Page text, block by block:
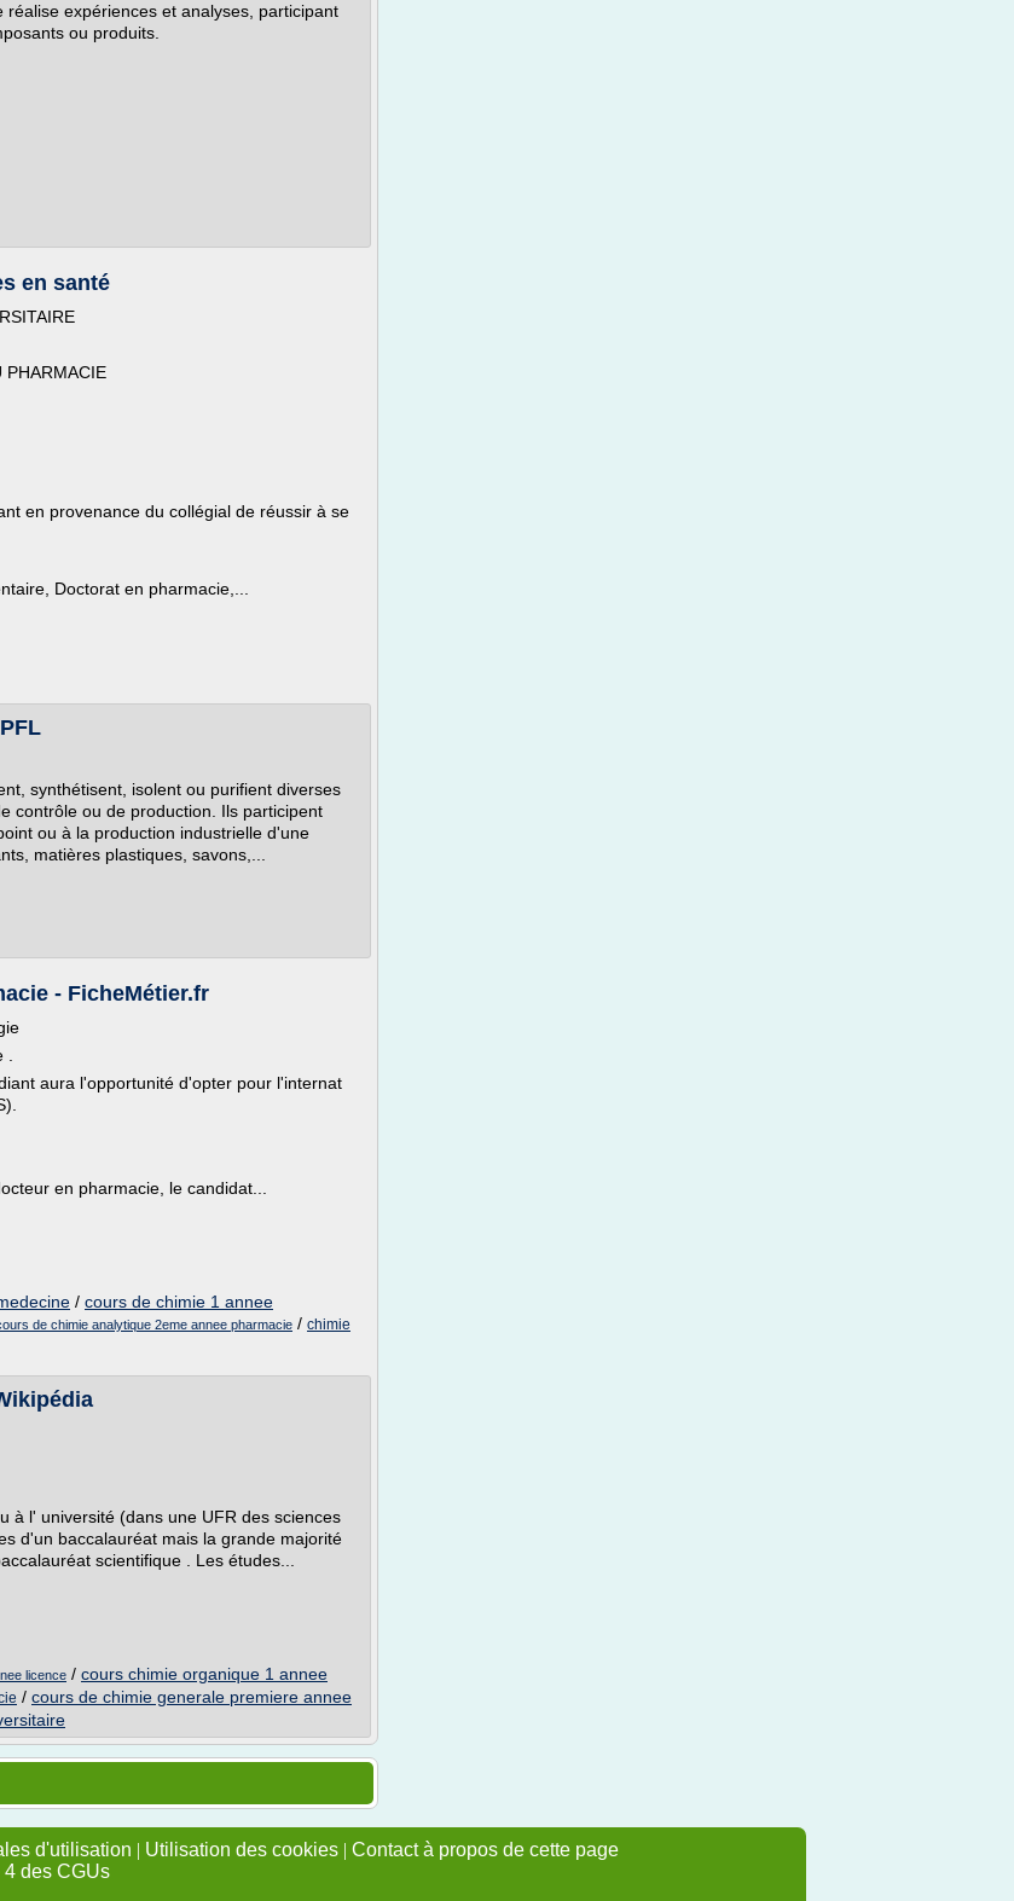
expériences et analyses, participant
ou produits.
en santé
en provenance du collégial de réussir à se
Doctorat en pharmacie,...
synthétisent, isolent ou purifient diverses
contrôle ou de production. Ils participent
ou à la production industrielle d'une
matières plastiques, savons,...
- FicheMétier.fr
aura l'opportunité d'opter pour l'internat
en pharmacie, le candidat...
/ cours de chimie 1 annee
de chimie analytique 2eme annee pharmacie / chimie
à l' université (dans une UFR des sciences
d'un baccalauréat mais la grande majorité
scientifique . Les études...
licence / cours chimie organique 1 annee
/ cours de chimie generale premiere annee
d'utilisation | Utilisation des cookies | Contact à propos de cette page
4 des CGUs